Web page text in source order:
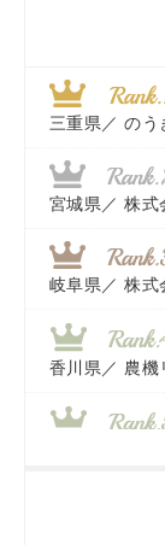
三重県／ のう
宮城県／ 株式
岐阜県／ 株式
香川県／ 農機
近